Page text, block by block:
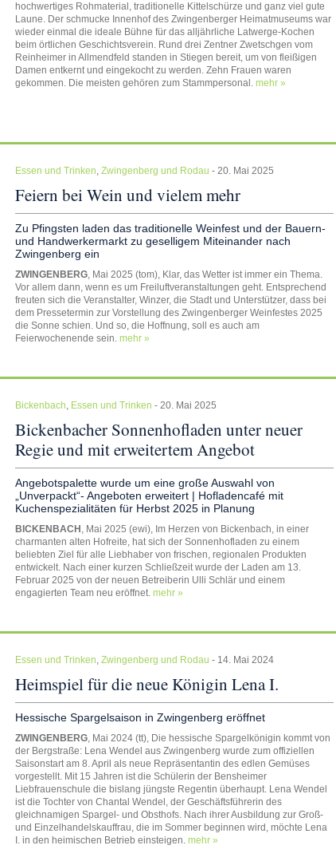
hochwertiges Rohmaterial, traditionelle Kittelschürze und ganz viel gute
Laune. Der schmucke Innenhof des Zwingenberger Heimatmuseums war
wieder einmal die ideale Bühne für das alljährliche Latwerge-Kochen
beim örtlichen Geschichtsverein. Rund drei Zentner Zwetschgen vom
Reinheimer in Allmendfeld standen in Stiegen bereit, um von fleißigen
Damen entkernt und eingekocht zu werden. Zehn Frauen waren
gekommen. Die meisten gehören zum Stammpersonal. mehr »
Essen und Trinken, Zwingenberg und Rodau - 20. Mai 2025
Feiern bei Wein und vielem mehr
Zu Pfingsten laden das traditionelle Weinfest und der Bauern-
und Handwerkermarkt zu geselligem Miteinander nach
Zwingenberg ein
ZWINGENBERG, Mai 2025 (tom), Klar, das Wetter ist immer ein Thema.
Vor allem dann, wenn es um Freiluftveranstaltungen geht. Entsprechend
freuten sich die Veranstalter, Winzer, die Stadt und Unterstützer, dass bei
dem Pressetermin zur Vorstellung des Zwingenberger Weinfestes 2025
die Sonne schien. Und so, die Hoffnung, soll es auch am
Feierwochenende sein. mehr »
Bickenbach, Essen und Trinken - 20. Mai 2025
Bickenbacher Sonnenhofladen unter neuer
Regie und mit erweitertem Angebot
Angebotspalette wurde um eine große Auswahl von
„Unverpackt“- Angeboten erweitert | Hofladencafé mit
Kuchenspezialitäten für Herbst 2025 in Planung
BICKENBACH , Mai 2025 (ewi), Im Herzen von Bickenbach, in einer
charmanten alten Hofreite, hat sich der Sonnenhofladen zu einem
beliebten Ziel für alle Liebhaber von frischen, regionalen Produkten
entwickelt. Nach einer kurzen Schließzeit wurde der Laden am 13.
Februar 2025 von der neuen Betreiberin Ulli Schlär und einem
engagierten Team neu eröffnet. mehr »
Essen und Trinken, Zwingenberg und Rodau - 14. Mai 2024
Heimspiel für die neue Königin Lena I.
Hessische Spargelsaison in Zwingenberg eröffnet
ZWINGENBERG, Mai 2024 (tt), Die hessische Spargelkönigin kommt von
der Bergstraße: Lena Wendel aus Zwingenberg wurde zum offiziellen
Saisonstart am 8. April als neue Repräsentantin des edlen Gemüses
vorgestellt. Mit 15 Jahren ist die Schülerin der Bensheimer
Liebfrauenschule die bislang jüngste Regentin überhaupt. Lena Wendel
ist die Tochter von Chantal Wendel, der Geschäftsführerin des
gleichnamigen Spargel- und Obsthofs. Nach ihrer Ausbildung zur Groß-
und Einzelhandelskauffrau, die im Sommer beginnen wird, möchte Lena
I. in den heimischen Betrieb einsteigen. mehr »